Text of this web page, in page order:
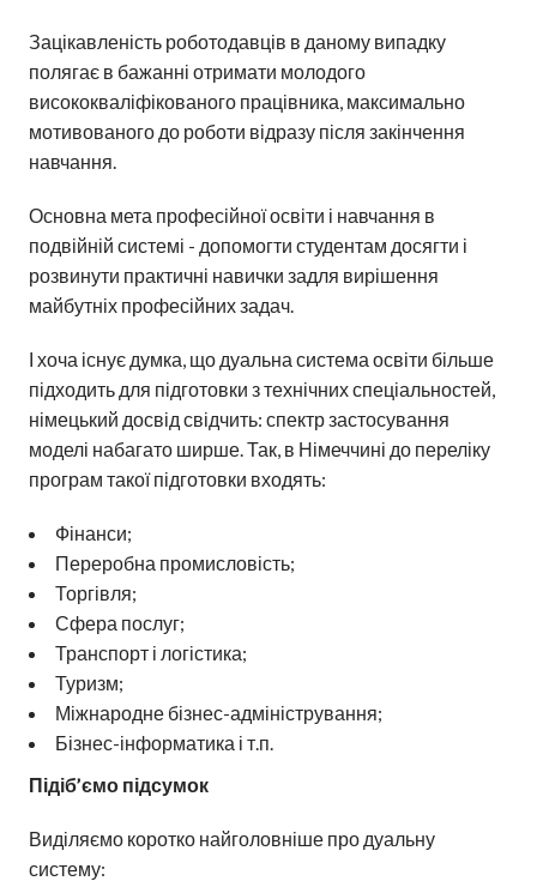
Зацікавленість роботодавців в даному випадку
полягає в бажанні отримати молодого
висококваліфікованого працівника, максимально
мотивованого до роботи відразу після закінчення
навчання.
Основна мета професійної освіти і навчання в
подвійній системі - допомогти студентам досягти і
розвинути практичні навички задля вирішення
майбутніх професійних задач.
І хоча існує думка, що дуальна система освіти більше
підходить для підготовки з технічних спеціальностей,
німецький досвід свідчить: спектр застосування
моделі набагато ширше. Так, в Німеччині до переліку
програм такої підготовки входять:
Фінанси;
Переробна промисловість;
Торгівля;
Сфера послуг;
Транспорт і логістика;
Туризм;
Міжнародне бізнес-адміністрування;
Бізнес-інформатика і т.п.
Підіб’ємо підсумок
Виділяємо коротко найголовніше про дуальну
систему: